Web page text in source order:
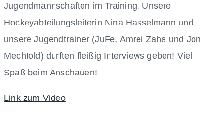
Jugendmannschaften im Training. Unsere
Hockeyabteilungsleiterin Nina Hasselmann und
unsere Jugendtrainer (JuFe, Amrei Zaha und Jon
Mechtold) durften fleißig Interviews geben! Viel
Spaß beim Anschauen!
Link zum Video